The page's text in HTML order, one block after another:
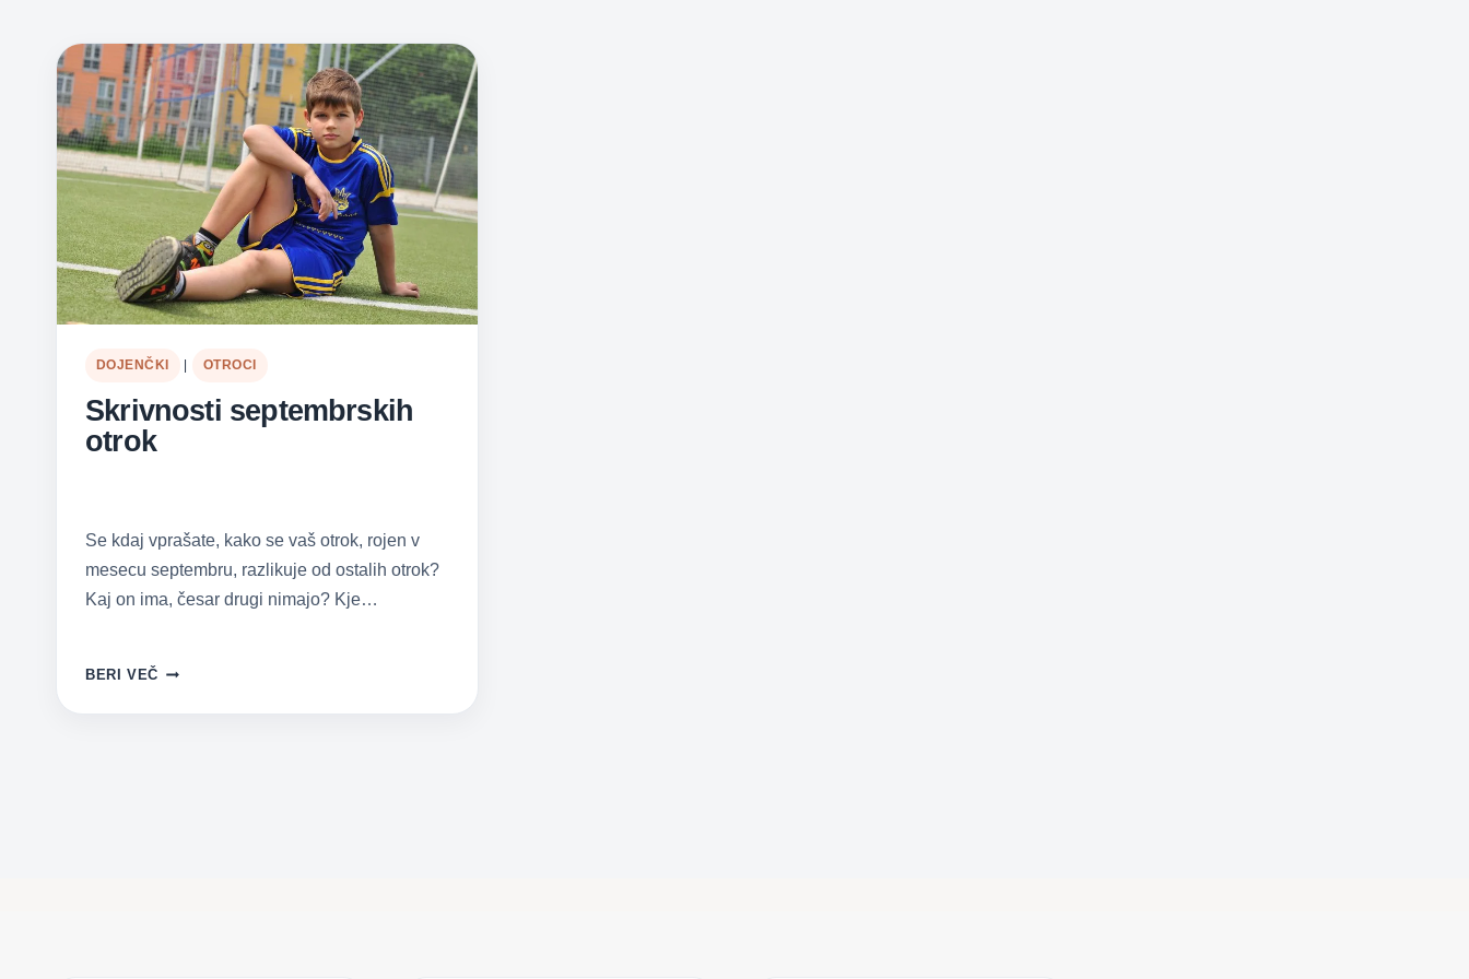
DOJENČKI | OTROCI
Skrivnosti septembrskih
otrok
Se kdaj vprašate, kako se vaš otrok, rojen v
mesecu septembru, razlikuje od ostalih otrok?
Kaj on ima, česar drugi nimajo? Kje…
BERI VEČ SKRIVNOSTI
OTROK